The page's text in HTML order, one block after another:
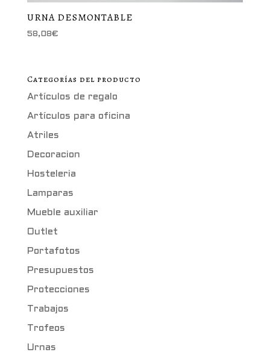
URNA DESMONTABLE
58,08€
Categorías del producto
Artículos de regalo
Artículos para oficina
Atriles
Decoracion
Hosteleria
Lamparas
Mueble auxiliar
Outlet
Portafotos
Presupuestos
Protecciones
Trabajos
Trofeos
Urnas